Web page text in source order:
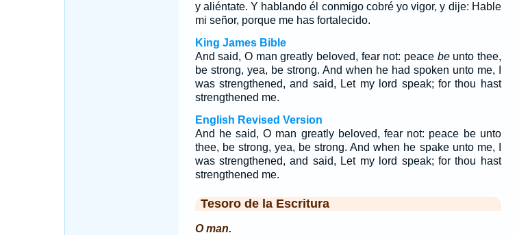
y aliéntate. Y hablando él conmigo cobré yo vigor, y dije: Hable
mi señor, porque me has fortalecido.
King James Bible
And said, O man greatly beloved, fear not: peace beunto thee,
be strong, yea, be strong. And when he had spoken unto me, I
was strengthened, and said, Let my lord speak; for thou hast
strengthened me.
English Revised Version
And he said, O man greatly beloved, fear not: peace be unto
thee, be strong, yea, be strong. And when he spake unto me, I
was strengthened, and said, Let my lord speak; for thou hast
strengthened me.
Tesoro de la Escritura
O man.